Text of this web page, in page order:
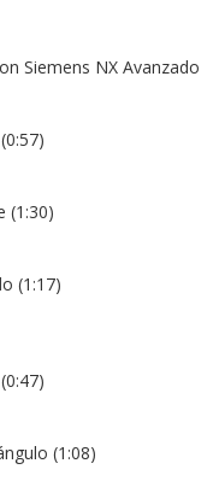
Siemens NX Avanzado
(1:30)
(1:17)
(1:08)